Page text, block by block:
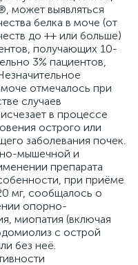
может выявляться
белка в моче (от
до ++ или больше)
получающих 10-
3% пациентов,
отмечалось при
случаев
в процессе
острого или
заболевания почек.
мышечной и
препарата
при приёме
мг, сообщалось о
опорно-
миопатия (включая
с острой
без неё.